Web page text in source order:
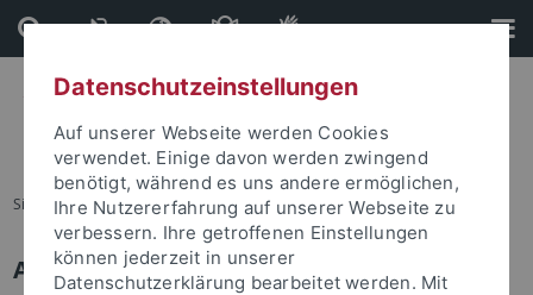
Direkt
zum
Inhalt
Direkt
zur
Fußleiste
Sie sind hier: Startseite
Anmelden
Datenschutzeinstellungen
Auf unserer Webseite werden Cookies
verwendet. Einige davon werden zwingend
benötigt, während es uns andere ermöglichen,
Ihre Nutzererfahrung auf unserer Webseite zu
verbessern. Ihre getroffenen Einstellungen
können jederzeit in unserer
Datenschutzerklärung bearbeitet werden. Mit